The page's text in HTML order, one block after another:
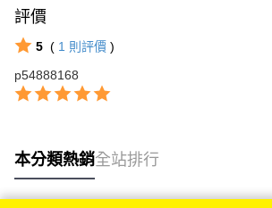
評價
5 ( 1 則評價 )
p54888168
本分類熱銷全站排行